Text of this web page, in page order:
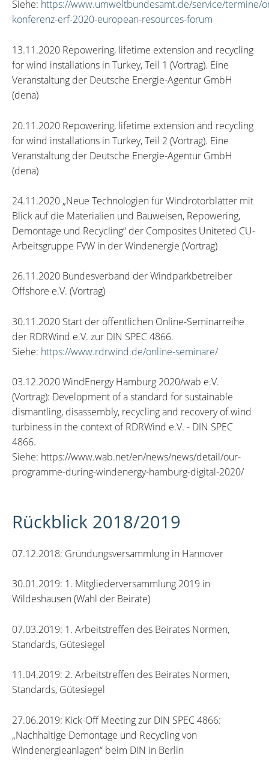
Siehe: https://www.umweltbundesamt.de/service/termine/
konferenz-erf-2020-european-resources-forum
13.11.2020 Repowering, lifetime extension and recycling
for wind installations in Turkey, Teil 1 (Vortrag). Eine
Veranstaltung der Deutsche Energie-Agentur GmbH
(dena)
20.11.2020 Repowering, lifetime extension and recycling
for wind installations in Turkey, Teil 2 (Vortrag). Eine
Veranstaltung der Deutsche Energie-Agentur GmbH
(dena)
24.11.2020 „Neue Technologien für Windrotorblätter mit
Blick auf die Materialien und Bauweisen, Repowering,
Demontage und Recycling“ der Composites Uniteted CU-
Arbeitsgruppe FVW in der Windenergie (Vortrag)
26.11.2020 Bundesverband der Windparkbetreiber
Offshore e.V. (Vortrag)
30.11.2020 Start der öffentlichen Online-Seminarreihe
der RDRWind e.V. zur DIN SPEC 4866.
Siehe: https://www.rdrwind.de/online-seminare/
03.12.2020 WindEnergy Hamburg 2020/wab e.V.
(Vortrag): Development of a standard for sustainable
dismantling, disassembly, recycling and recovery of wind
turbiness in the context of RDRWind e.V. - DIN SPEC
4866.
Siehe: https://www.wab.net/en/news/news/detail/our-
programme-during-windenergy-hamburg-digital-2020/
Rückblick 2018/2019
07.12.2018: Gründungsversammlung in Hannover
30.01.2019: 1. Mitgliederversammlung 2019 in
Wildeshausen (Wahl der Beiräte)
07.03.2019: 1. Arbeitstreffen des Beirates Normen,
Standards, Gütesiegel
11.04.2019: 2. Arbeitstreffen des Beirates Normen,
Standards, Gütesiegel
27.06.2019: Kick-Off Meeting zur DIN SPEC 4866:
„Nachhaltige Demontage und Recycling von
Windenergieanlagen“ beim DIN in Berlin